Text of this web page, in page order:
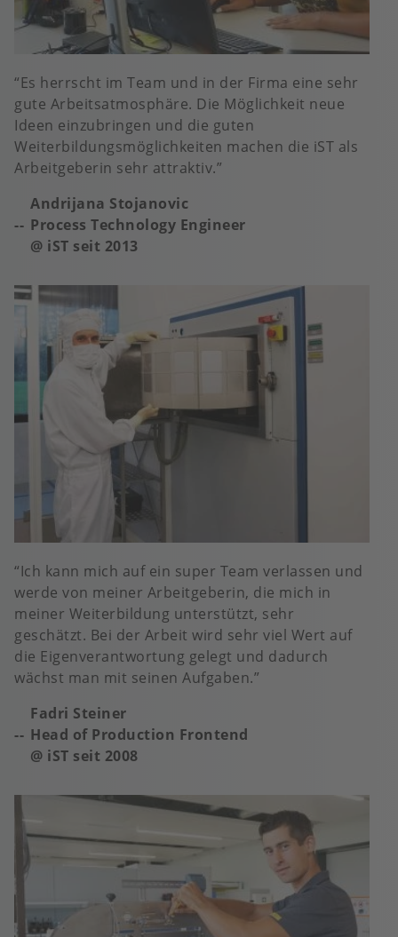
Es herrscht im Team und in der Firma eine sehr
gute Arbeitsatmosphäre. Die Möglichkeit neue
Ideen einzubringen und die guten
Weiterbildungsmöglichkeiten machen die iST als
Arbeitgeberin sehr attraktiv.
Andrijana Stojanovic
Process Technology Engineer
@ iST seit 2013
Ich kann mich auf ein super Team verlassen und
werde von meiner Arbeitgeberin, die mich in
meiner Weiterbildung unterstützt, sehr
geschätzt. Bei der Arbeit wird sehr viel Wert auf
die Eigenverantwortung gelegt und dadurch
wächst man mit seinen Aufgaben.
Fadri Steiner
Head of Production Frontend
@ iST seit 2008